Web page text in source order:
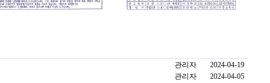
관리자
2024-04-19
관리자 2024-04-05